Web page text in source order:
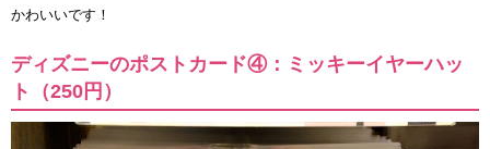
かわいいです！
ディズニーのポストカード④：ミッキーイヤーハッ
ト（250円）